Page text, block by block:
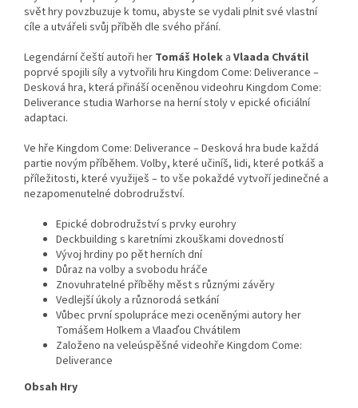
svět hry povzbuzuje k tomu, abyste se vydali plnit své vlastní
cíle a utvářeli svůj příběh dle svého přání.
Legendární čeští autoři her Tomáš Holek a Vlaada Chvátil
poprvé spojili síly a vytvořili hru Kingdom Come: Deliverance –
Desková hra, která přináší oceněnou videohru Kingdom Come:
Deliverance studia Warhorse na herní stoly v epické oficiální
adaptaci.
Ve hře Kingdom Come: Deliverance – Desková hra bude každá
partie novým příběhem. Volby, které učiníš, lidi, které potkáš a
příležitosti, které využiješ – to vše pokaždé vytvoří jedinečné a
nezapomenutelné dobrodružství.
Epické dobrodružství s prvky eurohry
Deckbuilding s karetními zkouškami dovedností
Vývoj hrdiny po pět herních dní
Důraz na volby a svobodu hráče
Znovuhratelné příběhy měst s různými závěry
Vedlejší úkoly a různorodá setkání
Vůbec první spolupráce mezi oceněnými autory her
Tomášem Holkem a Vlaaďou Chvátilem
Založeno na veleúspěšné videohře Kingdom Come:
Deliverance
Obsah Hry